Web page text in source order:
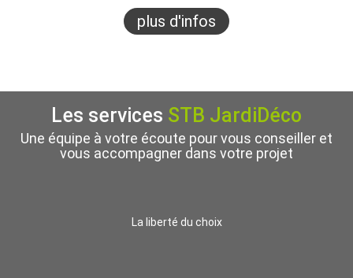
plus d'infos
Les services STB JardiDéco
Une équipe à votre écoute pour vous conseiller et
vous accompagner dans votre projet
La liberté du choix